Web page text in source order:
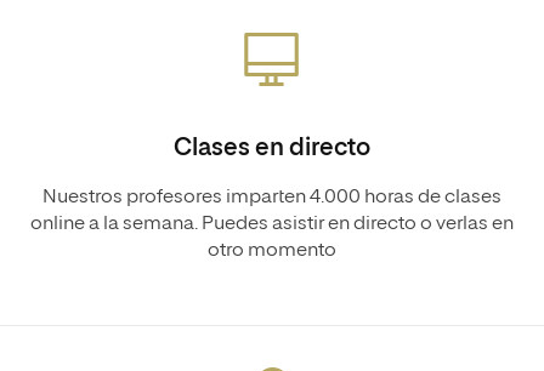
Clases en directo
Nuestros profesores imparten 4.000 horas de clases
online a la semana. Puedes asistir en directo o verlas en
otro momento